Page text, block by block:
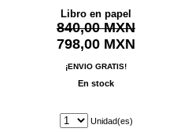
Libro en papel
840,00 MXN
798,00 MXN
¡ENVIO GRATIS!
En stock
Unidad(es)